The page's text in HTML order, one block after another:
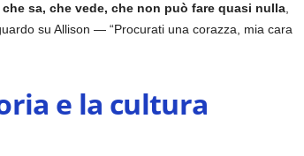
sa, che vede, che non può fare quasi nulla,
su Allison — “Procurati una corazza, mia cara
e la cultura